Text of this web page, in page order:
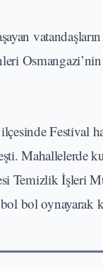
Festival
Mahallelerde
Temizlik İşleri
bol bol